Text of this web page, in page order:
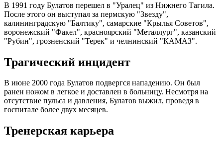
В 1991 году Булатов перешел в "Уралец" из Нижнего Тагила.
После этого он выступал за пермскую "Звезду",
калининградскую "Балтику", самарские "Крылья Советов",
воронежский "Факел", красноярский "Металлург", казанский
"Рубин", грозненский "Терек" и челнинский "КАМАЗ".
Трагический инцидент
В июне 2000 года Булатов подвергся нападению. Он был
ранен ножом в легкое и доставлен в больницу. Несмотря на
отсутствие пульса и давления, Булатов выжил, проведя в
госпитале более двух месяцев.
Тренерская карьера